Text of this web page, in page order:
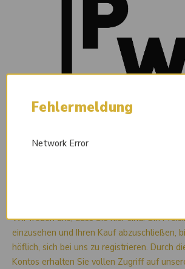
Wir freuen uns, dass Sie hier sind! Um
einzusehen und Ihren Kauf abzuschließen,
höflich, sich bei uns zu registrieren. Durch
Kontos erhalten Sie vollen Zugriff auf
Fehlermeldung
Network Error